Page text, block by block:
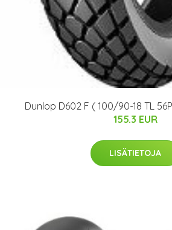
Dunlop D602 F ( 100/90-18 TL
155.3 EUR
LISÄTIETOJA